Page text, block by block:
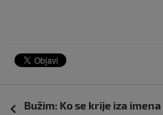
Bužim: Ko se krije iza